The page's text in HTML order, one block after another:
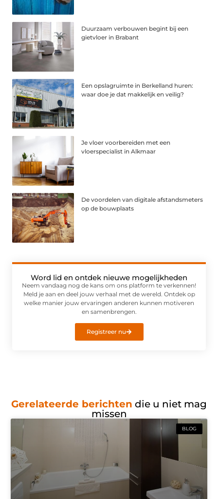
Duurzaam verbouwen begint bij een
gietvloer in Brabant
Een opslagruimte in Berkelland huren:
waar doe je dat makkelijk en veilig?
Je vloer voorbereiden met een
vloerspecialist in Alkmaar
De voordelen van digitale afstandsmeters
op de bouwplaats
Word lid en ontdek nieuwe mogelijkheden
Neem vandaag nog de kans om ons platform te verkennen!
Meld je aan en deel jouw verhaal met de wereld. Ontdek op
welke manier jouw ervaringen anderen kunnen motiveren
en samenbrengen.
Registreer nu
Gerelateerde berichten die u niet mag
missen
BLOG